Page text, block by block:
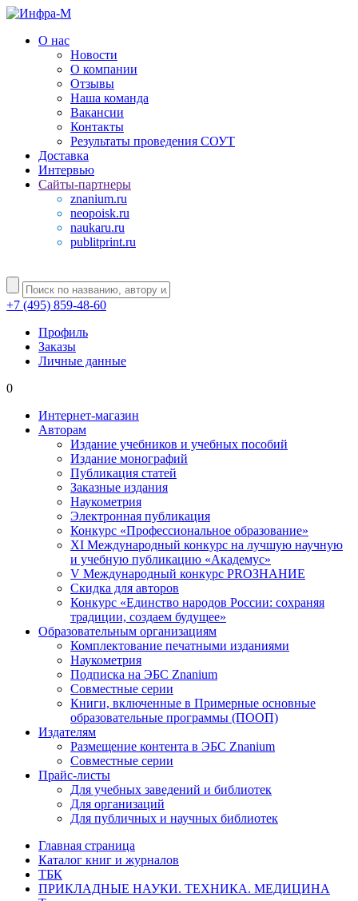
О нас
Новости
О компании
Отзывы
Наша команда
Вакансии
Контакты
Результаты проведения СОУТ
Доставка
Интервью
Сайты-партнеры
znanium.ru
neopoisk.ru
naukaru.ru
publitprint.ru
+7 (495) 859-48-60
Профиль
Заказы
Личные данные
0
Интернет-магазин
Авторам
Издание учебников и учебных пособий
Издание монографий
Публикация статей
Заказные издания
Наукометрия
Электронная публикация
Конкурс «Профессиональное образование»
XI Международный конкурс на лучшую научную
и учебную публикацию «Академус»
V Международный конкурс PROЗНАНИЕ
Скидка для авторов
Конкурс «Единство народов России: сохраняя
традиции, создаем будущее»
Образовательным организациям
Комплектование печатными изданиями
Наукометрия
Подписка на ЭБС Znanium
Совместные серии
Книги, включенные в Примерные основные
образовательные программы (ПООП)
Издателям
Размещение контента в ЭБС Znanium
Совместные серии
Прайс-листы
Для учебных заведений и библиотек
Для организаций
Для публичных и научных библиотек
Главная страница
Каталог книг и журналов
ТБК
ПРИКЛАДНЫЕ НАУКИ. ТЕХНИКА. МЕДИЦИНА